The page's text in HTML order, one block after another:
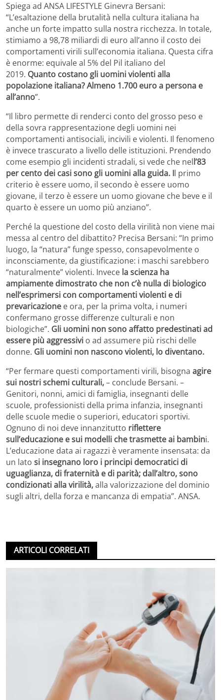
Spiega ad ANSA LIFESTYLE Ginevra Bersani:
“L’esaltazione della brutalità nella cultura italiana ha
anche un forte impatto sulla nostra ricchezza. In totale,
stimiamo a 98,78 miliardi di euro all’anno il costo dei
comportamenti virili sull’economia italiana. Questa cifra
è enorme: equivale al 5% del Pil italiano del
2019. Quanto costano gli uomini violenti alla
popolazione italiana? Almeno 1.700 euro a persona e
all’anno”.
“Il libro permette di renderci conto del grosso peso e
della sovra rappresentazione degli uomini nei
comportamenti antisociali, incivili e violenti. Il fenomeno
è invece trascurato a livello delle istituzioni. Prendendo
come esempio gli incidenti stradali, si vede che nell’83
per cento dei casi sono gli uomini alla guida. Il primo
criterio è essere uomo, il secondo è essere uomo
giovane, il terzo è essere un uomo giovane che beve e il
quarto è essere un uomo più anziano”.
Perché la questione del costo della virilità non viene mai
messa al centro del dibattito? Precisa Bersani: “In primo
luogo, la “natura” funge spesso, consapevolmente o
inconsciamente, da giustificazione: i maschi sarebbero
“naturalmente” violenti. Invece la scienza ha
ampiamente dimostrato che non c’è nulla di biologico
nell’esprimersi con comportamenti violenti e di
prevaricazione e ora, per la prima volta, i numeri
confermano grosse differenze culturali e non
biologiche”. Gli uomini non sono affatto predestinati ad
essere più aggressivi o ad assumere più rischi delle
donne. Gli uomini non nascono violenti, lo diventano.
“Per fermare questi comportamenti virili, bisogna agire
sui nostri schemi culturali,– conclude Bersani. –
Genitori, nonni, amici di famiglia, insegnanti delle
scuole, professionisti della prima infanzia, insegnanti
delle scuole medie o superiori, educatori sportivi.
Ognuno di noi deve innanzitutto riflettere
sull’educazione e sui modelli che trasmette ai bambini.
L’educazione data ai ragazzi è veramente insensata: da
un lato si insegnano loro i principi democratici di
uguaglianza, di fraternità e di parità; dall’altro, sono
condizionati alla virilità,alla valorizzazione del dominio
sugli altri, della forza e mancanza di empatia”. ANSA.
ARTICOLI CORRELATI